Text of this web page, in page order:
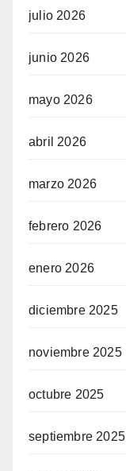
julio 2026
junio 2026
mayo 2026
abril 2026
marzo 2026
febrero 2026
enero 2026
diciembre 2025
noviembre 2025
octubre 2025
septiembre 2025